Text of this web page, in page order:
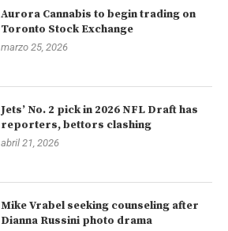
Aurora Cannabis to begin trading on
Toronto Stock Exchange
marzo 25, 2026
Jets’ No. 2 pick in 2026 NFL Draft has
reporters, bettors clashing
abril 21, 2026
Mike Vrabel seeking counseling after
Dianna Russini photo drama